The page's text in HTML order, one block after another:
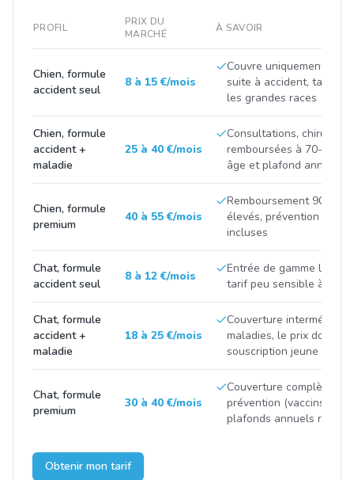
PROFIL
PRIX DU
MARCHÉ
À SAVOIR
Chien, formule
accident seul
8 à 15 €/mois
Couvre uniquement les
suite à accident, tarif
les grandes races
Chien, formule
accident +
maladie
25 à 40 €/mois
Consultations,
remboursées à 70-90
âge et plafond annuel
Chien, formule
premium
40 à 55 €/mois
Remboursement 90-100
élevés, prévention et
incluses
Chat, formule
accident seul
8 à 12 €/mois
Entrée de gamme
tarif peu sensible à la
Chat, formule
accident +
maladie
18 à 25 €/mois
Couverture
maladies, le prix double
souscription jeune et
Chat, formule
premium
30 à 40 €/mois
Couverture complète
prévention (vaccins,
plafonds annuels
Obtenir mon tarif